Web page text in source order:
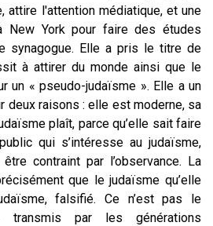
attire l'attention médiatique, et une
New York pour faire des études
synagogue. Elle a pris le titre de
à attirer du monde ainsi que le
un « pseudo-judaïsme ». Elle a un
deux raisons : elle est moderne, sa
plaît, parce qu’elle sait faire
qui s’intéresse au judaïsme,
contraint par l’observance. La
que le judaïsme qu’elle
falsifié. Ce n’est pas le
transmis par les générations